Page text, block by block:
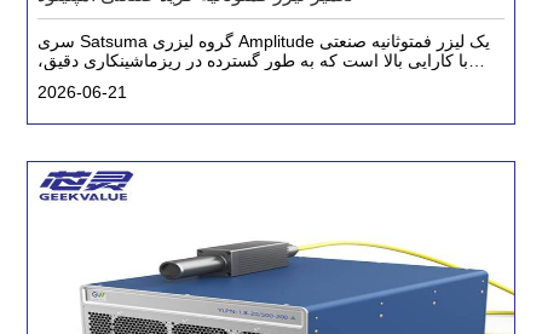
سری Satsuma گروه لیزری Amplitude یک لیزر فمتوثانیه صنعتی
با کارایی بالا است که به طور گسترده در ریزماشینکاری دقیق،
ویژگی های پالس فوق کوتاه، تجهیزات فوق العاده است
2026-06-21